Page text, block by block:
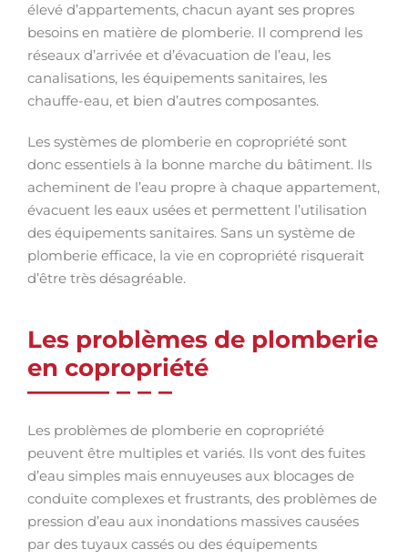
élevé d’appartements, chacun ayant ses propres
besoins en matière de plomberie. Il comprend les
réseaux d’arrivée et d’évacuation de l’eau, les
canalisations, les équipements sanitaires, les
chauffe-eau, et bien d’autres composantes.
Les systèmes de plomberie en copropriété sont
donc essentiels à la bonne marche du bâtiment. Ils
acheminent de l’eau propre à chaque appartement,
évacuent les eaux usées et permettent l’utilisation
des équipements sanitaires. Sans un système de
plomberie efficace, la vie en copropriété risquerait
d’être très désagréable.
Les problèmes de plomberie
en copropriété
Les problèmes de plomberie en copropriété
peuvent être multiples et variés. Ils vont des fuites
d’eau simples mais ennuyeuses aux blocages de
conduite complexes et frustrants, des problèmes de
pression d’eau aux inondations massives causées
par des tuyaux cassés ou des équipements